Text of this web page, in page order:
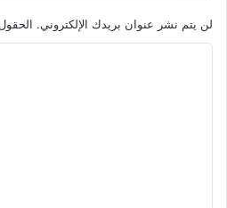
لن يتم نشر عنوان بريدك الإلكتروني.